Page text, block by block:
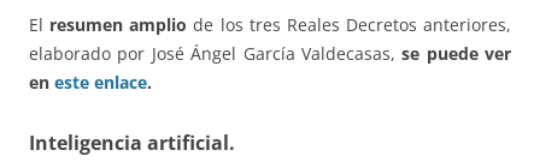
El resumen amplio de los tres Reales Decretos anteriores,
elaborado por José Ángel García Valdecasas,se puede ver
en este enlace.
Inteligencia artificial.